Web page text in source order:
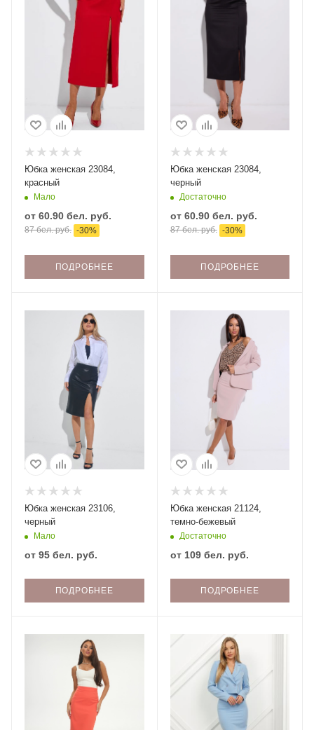
Юбка женская 23084,
красный
Мало
от 60.90 бел. руб.
87 бел. руб. -30%
ПОДРОБНЕЕ
Юбка женская 23084,
черный
Достаточно
от 60.90 бел. руб.
87 бел. руб. -30%
ПОДРОБНЕЕ
Юбка женская 23106,
черный
Мало
от 95 бел. руб.
ПОДРОБНЕЕ
Юбка женская 21124,
темно-бежевый
Достаточно
от 109 бел. руб.
ПОДРОБНЕЕ